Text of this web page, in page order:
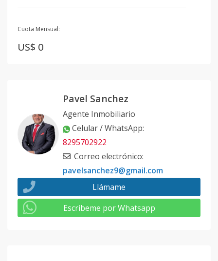
Cuota Mensual:
US$ 0
Pavel Sanchez
Agente Inmobiliario
Celular / WhatsApp:
8295702922
Correo electrónico:
pavelsanchez9@gmail.com
Llámame
Escribeme por Whatsapp